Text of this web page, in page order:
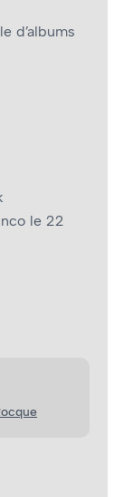
d’albums
le 22